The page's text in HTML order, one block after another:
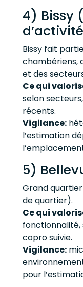
4) Bissy
Bissy fait
chambériens,
et des
Ce qui
selon
récents.
Vigilance:
l’estimation
5)
Grand
de quartier).
Ce qui
copro suivie.
Vigilance:
pour